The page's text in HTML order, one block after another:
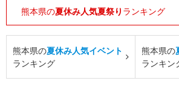
熊本県の夏休み人気夏祭り ランキング
熊本県の夏休み人気イベント
ランキング
熊本県の
ランキン